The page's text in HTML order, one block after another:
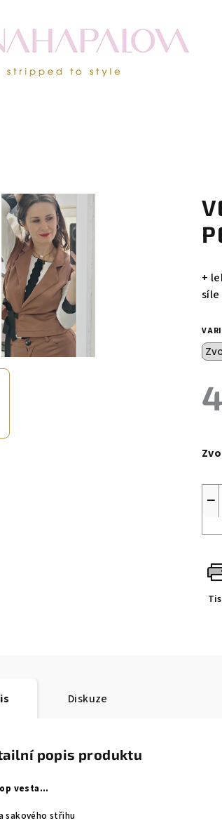
+
síle
−
Diskuze
popis produktu
vesta...
sakového střihu